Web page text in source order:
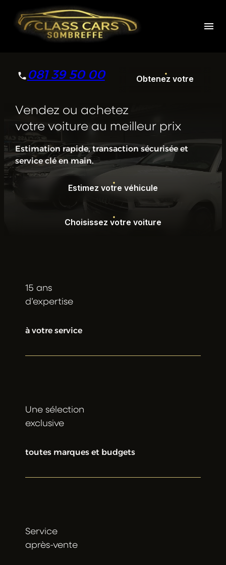
menu
081 39 50 00
Obtenez votre
devis
Vendez ou achetez
votre voiture au meilleur prix
Estimation rapide, transaction sécurisée et
service clé en main.
Estimez votre véhicule
Choisissez votre voiture
15 ans
d’expertise
à votre service
Une sélection
exclusive
toutes marques et budgets
Service
après-vente
Panneau de gestion des cookies